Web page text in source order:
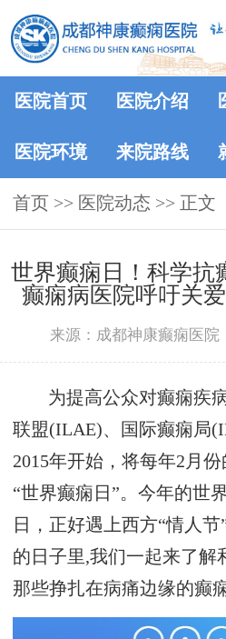
医院首页 医院介绍
医院环境 来院路线
首页 >> 医院动态 >> 正文
世界癫痫日！科学抗
癫痫病医院呼吁关
来源：成都神康癫痫医院
为提高公众对癫痫疾
联盟(ILAE)、国际癫痫局
2015年开始，将每年2月
“世界癫痫日”。今年的世
日，正好遇上西方“情人
的日子里,我们一起来了解
那些挣扎在病痛边缘的癫